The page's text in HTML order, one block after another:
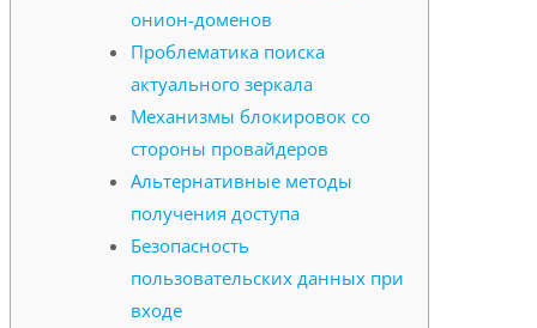
онион-доменов
Проблематика поиска
актуального зеркала
Механизмы блокировок со
стороны провайдеров
Альтернативные методы
получения доступа
Безопасность
пользовательских данных при
входе